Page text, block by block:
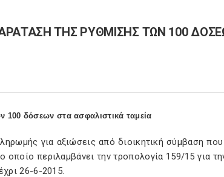
ΤΗΣ ΡΥΘΜΙΣΗΣ ΤΩΝ 100
100 δόσεων στα ασφαλιστικά ταμεία
για αξιώσεις από διοικητική σύμβαση
οποίο περιλαμβάνει την τροπολογία 159/15 για
26-6-2015.